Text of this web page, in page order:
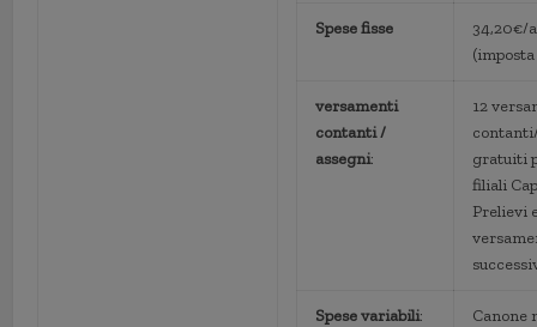
Spese fisse
34,20€/
versamenti
contanti /
assegni:
12
gratuiti
filiali
Prelievi
Spese variabili:
Canone